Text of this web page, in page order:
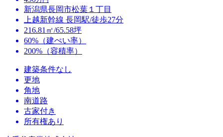
新潟県長岡市松葉１丁目
上越新幹線 長岡駅/徒歩27分
216.81㎡/65.58坪
60%（建ぺい率）
200%（容積率）
建築条件なし
更地
角地
南道路
古家付き
所有権あり